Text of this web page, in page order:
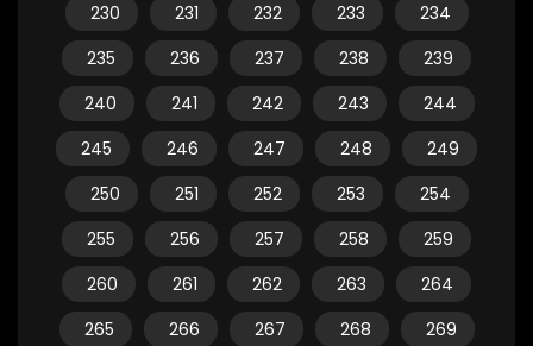
230
231 232 233
234
235
236 237 238
239
240
241 242 243
244
245
246 247 248
249
250
251 252 253
254
255
256 257 258
259
260
261 262 263
264
265
266 267 268
269